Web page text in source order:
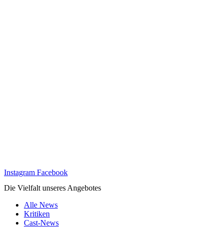
Instagram Facebook
Die Vielfalt unseres Angebotes
Alle News
Kritiken
Cast-News